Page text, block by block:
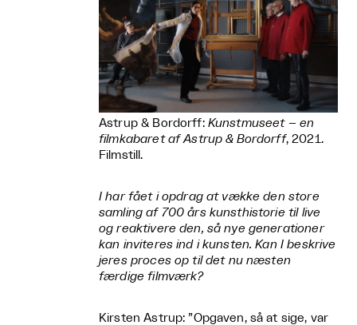
Astrup & Bordorff: Kunstmuseet – en
filmkabaret af Astrup & Bordorff, 2021.
Filmstill.
I har fået i opdrag at vække den store
samling af 700 års kunsthistorie til live
og reaktivere den, så nye generationer
kan inviteres ind i kunsten. Kan I beskrive
jeres proces op til det nu næsten
færdige filmværk?
Kirsten Astrup: ”Opgaven, så at sige, var